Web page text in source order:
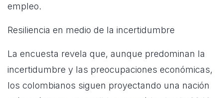
empleo.
Resiliencia en medio de la incertidumbre
La encuesta revela que, aunque predominan la
incertidumbre y las preocupaciones económicas,
los colombianos siguen proyectando una nación